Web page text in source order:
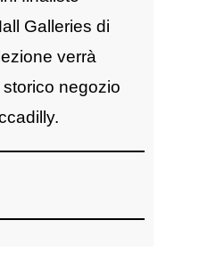
Galleries di
verrà
negozio